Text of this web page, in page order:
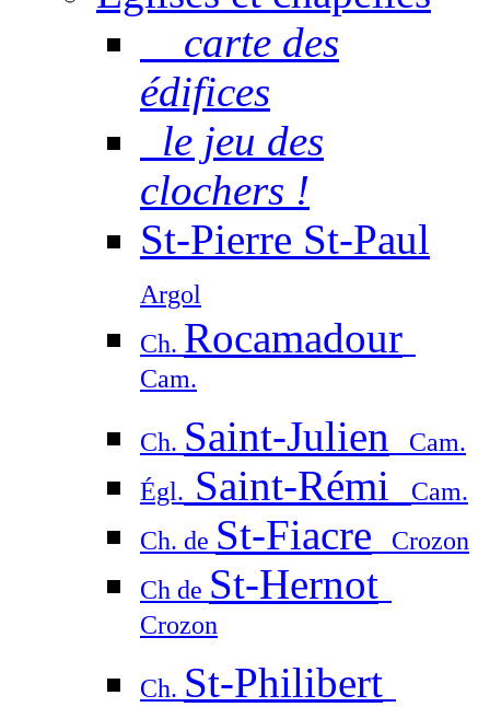
carte des
édifices
le jeu des
clochers !
St-Pierre St-Paul
Argol
Ch. Rocamadour
Cam.
Ch. Saint-Julien Cam.
Égl. Saint-Rémi
Cam.
Ch. de St-Fiacre Crozon
Ch de St-Hernot
Crozon
Ch. St-Philibert